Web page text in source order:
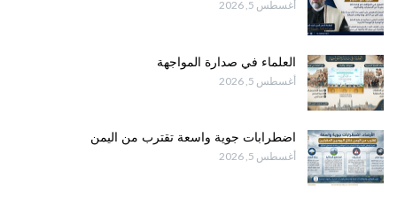
أغسطس 5, 2026
العلماء في صدارة المواجهة
أغسطس 5, 2026
اضطرابات جوية واسعة تقترب من اليمن
أغسطس 5, 2026